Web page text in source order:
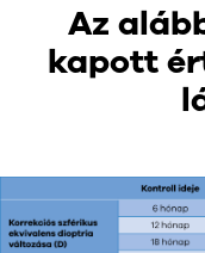
Az
kapott